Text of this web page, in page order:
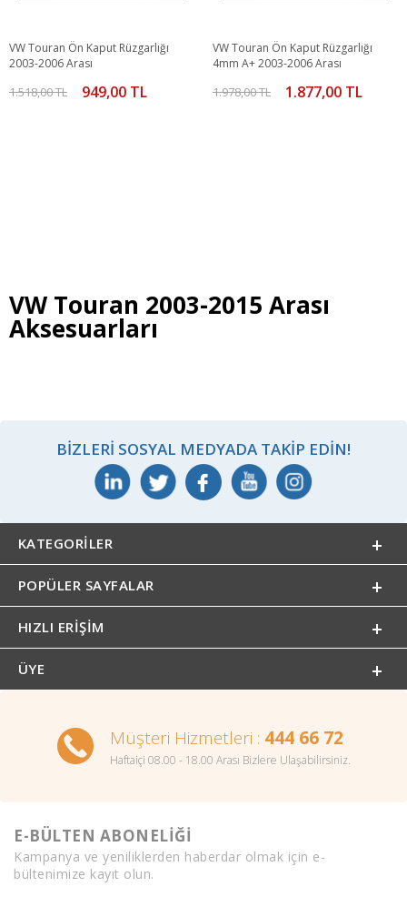
VW Touran Ön Kaput Rüzgarlığı
2003-2006 Arası
1.518,00 TL 949,00 TL
VW Touran Ön Kaput Rüzgarlığı
4mm A+ 2003-2006 Arası
1.978,00 TL 1.877,00 TL
VW Touran 2003-2015 Arası
Aksesuarları
BIZLERI SOSYAL MEDYADA TAKIP EDIN!
KATEGORILER
POPÜLER SAYFALAR
HIZLI ERIŞIM
ÜYE
Müşteri Hizmetleri : 444 66 72
Haftaiçi 08.00 - 18.00 Arası Bizlere Ulaşabilirsiniz.
E-BÜLTEN ABONELİĞİ
Kampanya ve yeniliklerden haberdar olmak için e-
bültenimize kayıt olun.